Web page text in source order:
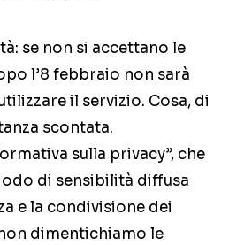
se non si accettano le
l’8 febbraio non sarà
il servizio. Cosa, di
scontata.
sulla privacy”, che
di sensibilità diffusa
e la condivisione dei
dimentichiamo le